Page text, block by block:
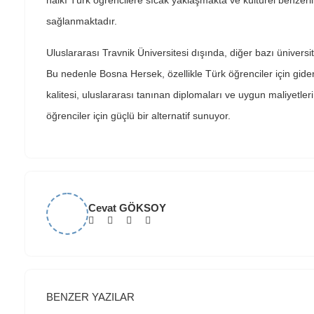
sağlanmaktadır.
Uluslararası Travnik Üniversitesi dışında, diğer bazı
Bu nedenle Bosna Hersek, özellikle Türk öğrenciler için
kalitesi, uluslararası tanınan diplomaları ve uygun
öğrenciler için güçlü bir alternatif sunuyor.
Cevat GÖKSOY
BENZER YAZILAR